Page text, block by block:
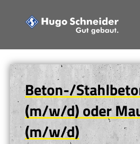
Beton-/
(m/w/d) oder
(m/w/d)